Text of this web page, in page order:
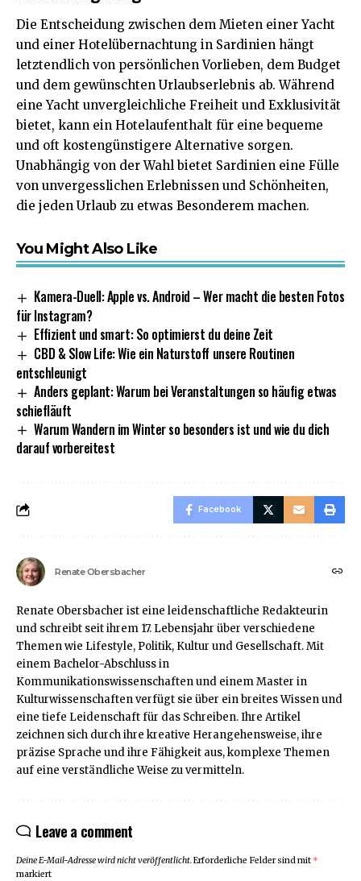
Die Entscheidung zwischen dem Mieten einer Yacht
und einer Hotelübernachtung in Sardinien hängt
letztendlich von persönlichen Vorlieben, dem Budget
und dem gewünschten Urlaubserlebnis ab. Während
eine Yacht unvergleichliche Freiheit und Exklusivität
bietet, kann ein Hotelaufenthalt für eine bequeme
und oft kostengünstigere Alternative sorgen.
Unabhängig von der Wahl bietet Sardinien eine Fülle
von unvergesslichen Erlebnissen und Schönheiten,
die jeden Urlaub zu etwas Besonderem machen.
You Might Also Like
Kamera-Duell: Apple vs. Android – Wer macht die besten Fotos
für Instagram?
Effizient und smart: So optimierst du deine Zeit
CBD & Slow Life: Wie ein Naturstoff unsere Routinen
entschleunigt
Anders geplant: Warum bei Veranstaltungen so häufig etwas
schiefläuft
Warum Wandern im Winter so besonders ist und wie du dich
darauf vorbereitest
Facebook
Renate Obersbacher
Renate Obersbacher ist eine leidenschaftliche Redakteurin
und schreibt seit ihrem 17. Lebensjahr über verschiedene
Themen wie Lifestyle, Politik, Kultur und Gesellschaft. Mit
einem Bachelor-Abschluss in
Kommunikationswissenschaften und einem Master in
Kulturwissenschaften verfügt sie über ein breites Wissen und
eine tiefe Leidenschaft für das Schreiben. Ihre Artikel
zeichnen sich durch ihre kreative Herangehensweise, ihre
präzise Sprache und ihre Fähigkeit aus, komplexe Themen
auf eine verständliche Weise zu vermitteln.
Leave a comment
Deine E-Mail-Adresse wird nicht veröffentlicht.Erforderliche Felder sind mit *
markiert